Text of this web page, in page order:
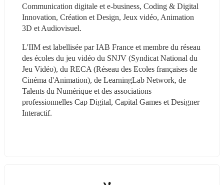
Communication digitale et e-business, Coding & Digital
Innovation, Création et Design, Jeux vidéo, Animation
3D et Audiovisuel.
L'IIM est labellisée par IAB France et membre du réseau
des écoles du jeu vidéo du SNJV (Syndicat National du
Jeu Vidéo), du RECA (Réseau des Ecoles françaises de
Cinéma d'Animation), de LearningLab Network, de
Talents du Numérique et des associations
professionnelles Cap Digital, Capital Games et Designer
Interactif.